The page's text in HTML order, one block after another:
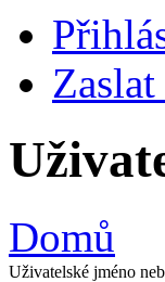
Domů
Uživatelské jméno